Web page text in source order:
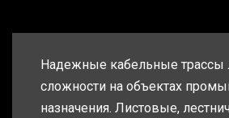
Надежные кабельные трассы
сложности на объектах
назначения. Листовые,